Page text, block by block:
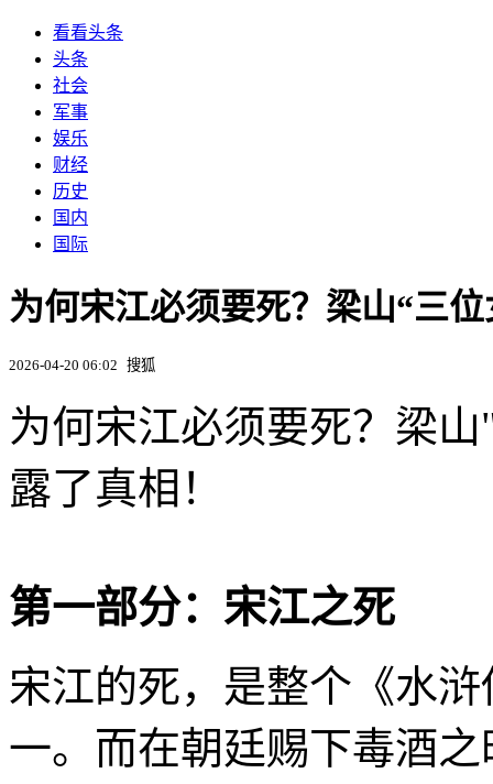
看看头条
头条
社会
军事
娱乐
财经
历史
国内
国际
为何宋江必须要死？梁山“三
2026-04-20 06:02 搜狐
为何宋江必须要死？梁
露了真相！
第一部分：宋江之死
宋江的死，是整个《水
一。而在朝廷赐下毒酒